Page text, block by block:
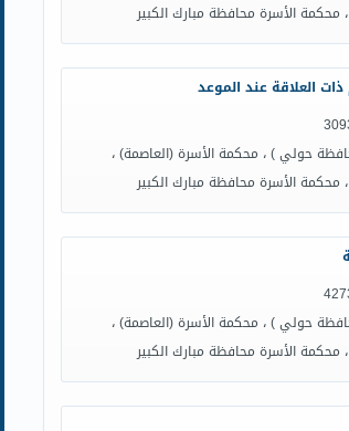
محكمة الأسرة محافظة مبارك الكبير
ذات العلاقة عند الموعد
حولي ) ، محكمة الأسرة (العاصمة) ،
محكمة الأسرة محافظة مبارك الكبير
حولي ) ، محكمة الأسرة (العاصمة) ،
محكمة الأسرة محافظة مبارك الكبير